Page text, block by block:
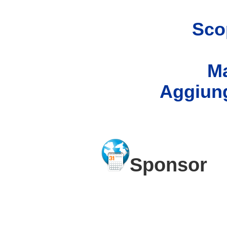
Sponsor